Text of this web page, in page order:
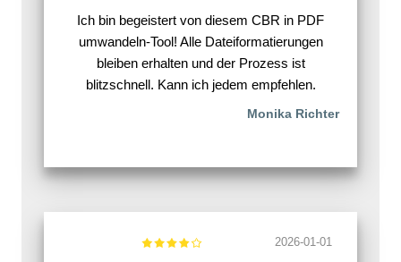
Ich bin begeistert von diesem CBR in PDF
umwandeln-Tool! Alle Dateiformatierungen
bleiben erhalten und der Prozess ist
blitzschnell. Kann ich jedem empfehlen.
Monika Richter
2026-01-01